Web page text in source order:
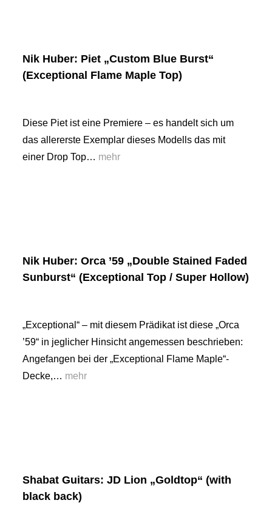
Nik Huber: Piet „Custom Blue Burst“
(Exceptional Flame Maple Top)
Diese Piet ist eine Premiere – es handelt sich um
das allererste Exemplar dieses Modells das mit
einer Drop Top… mehr
Nik Huber: Orca ’59 „Double Stained Faded
Sunburst“ (Exceptional Top / Super Hollow)
„Exceptional“ – mit diesem Prädikat ist diese „Orca
’59“ in jeglicher Hinsicht angemessen beschrieben:
Angefangen bei der „Exceptional Flame Maple“-
Decke,… mehr
Shabat Guitars: JD Lion „Goldtop“ (with
black back)